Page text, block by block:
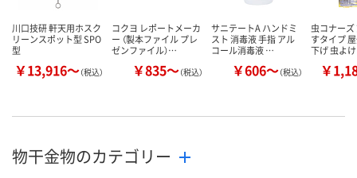
川口技研 軒天用ホスク
リーンスポット型 SPO
型
￥13,916～（税込）
コクヨ レポートメーカ
ー （製本ファイル プレ
ゼンファイル）…
￥835～（税込）
サニテートA ハンドミ
スト 消毒液 手指 アル
コール消毒液 …
￥606～（税込）
虫コナー
すタイプ
下げ 虫よ
￥
物干金物のカテゴリー